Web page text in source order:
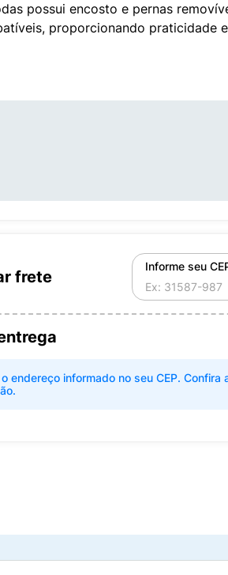
possui encosto e pernas
proporcionando praticidade
frete
Informe seu
endereço informado no seu CEP.